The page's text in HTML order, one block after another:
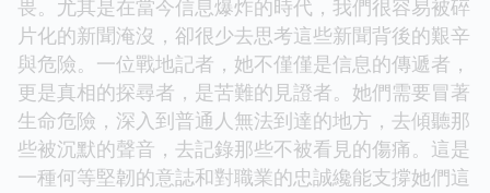
畏。尤其是在當今信息爆炸的時代，我們很容易被碎
片化的新聞淹沒，卻很少去思考這些新聞背後的艱辛
與危險。一位戰地記者，她不僅僅是信息的傳遞者，
更是真相的探尋者，是苦難的見證者。她們需要冒著
生命危險，深入到普通人無法到達的地方，去傾聽那
些被沉默的聲音，去記錄那些不被看見的傷痛。這是
一種何等堅韌的意誌和對職業的忠誠纔能支撐她們這